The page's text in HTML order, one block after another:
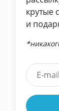
крутые
и